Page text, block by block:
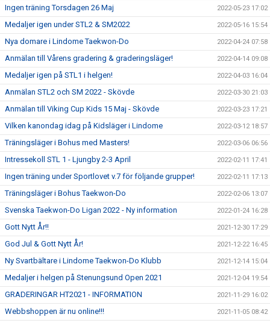
Ingen träning Torsdagen 26 Maj 2022-05-23 17:02
Medaljer igen under STL2 & SM2022 2022-05-16 15:54
Nya domare i Lindome Taekwon-Do 2022-04-24 07:58
Anmälan till Vårens gradering & graderingsläger! 2022-04-14 09:08
Medaljer igen på STL1 i helgen! 2022-04-03 16:04
Anmälan STL2 och SM 2022 - Skövde 2022-03-30 21:03
Anmälan till Viking Cup Kids 15 Maj - Skövde 2022-03-23 17:21
Vilken kanondag idag på Kidsläger i Lindome 2022-03-12 18:57
Träningsläger i Bohus med Masters! 2022-03-06 06:56
Intressekoll STL 1 - Ljungby 2-3 April 2022-02-11 17:41
Ingen träning under Sportlovet v.7 för följande grupper! 2022-02-11 17:13
Träningsläger i Bohus Taekwon-Do 2022-02-06 13:07
Svenska Taekwon-Do Ligan 2022 - Ny information 2022-01-24 16:28
Gott Nytt År!! 2021-12-30 17:29
God Jul & Gott Nytt År! 2021-12-22 16:45
Ny Svartbältare i Lindome Taekwon-Do Klubb 2021-12-14 15:04
Medaljer i helgen på Stenungsund Open 2021 2021-12-04 19:54
GRADERINGAR HT2021 - INFORMATION 2021-11-29 16:02
Webbshoppen är nu online!!! 2021-11-05 08:42